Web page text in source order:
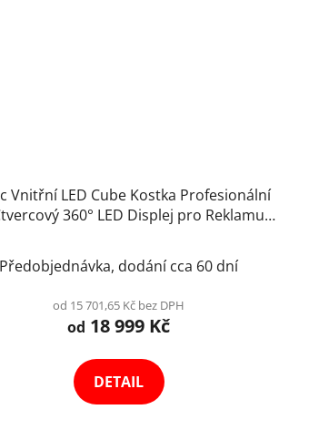
Vnitřní LED Cube Kostka Profesionální
360° LED Displej pro Reklamu,
Předobjednávka, dodání cca 60 dní
od 15 701,65 Kč bez DPH
od 18 999 Kč
DETAIL